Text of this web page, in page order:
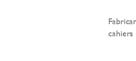
cahiers